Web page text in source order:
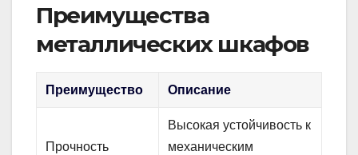
Преимущества
металлических шкафов
Преимущество Описание
Прочность
Высокая устойчивость к
механическим